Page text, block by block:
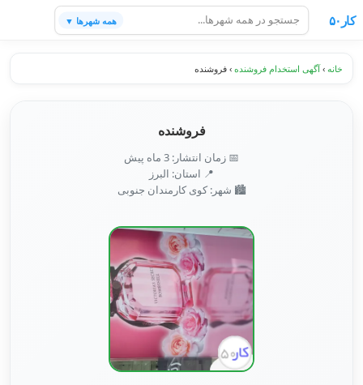
کار۵۰ همه شهرها ▼
خانه ›آگهی استخدام فروشنده › فروشنده
فروشنده
📅 زمان انتشار: 3 ماه پیش
📍 استان: البرز
🏙️ شهر: کوی کارمندان جنوبی